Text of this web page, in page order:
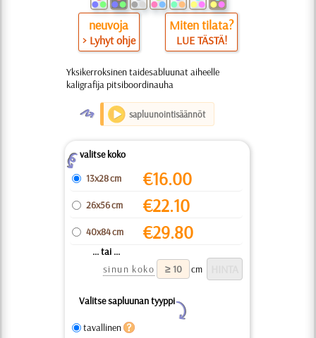
neuvoja
> Lyhyt ohje
Miten tilata?
LUE TÄSTÄ!
Yksikerroksinen taidesabluunat aiheelle
kaligrafija pitsiboordinauha
O sapluunointisäännöt
Zvalitse koko
13x28 cm
€16.00
26x56 cm €22.10
40x84 cm €29.80
... tai ...
sinun koko
cm
Valitse sapluunan tyyppi
Y
tavallinen